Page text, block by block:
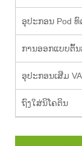
ອຸປະກອນ Pod
ການອອກແບບຕົ້ນ
ອຸປະກອນເສີມ
ຖົງໃສ່ນິໂຄຕິນ